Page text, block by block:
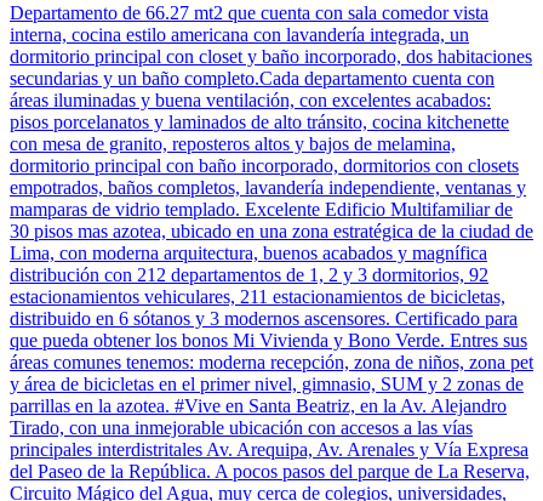
Departamento de 66.27 mt2 que cuenta con sala comedor vista
interna, cocina estilo americana con lavandería integrada, un
dormitorio principal con closet y baño incorporado, dos habitaciones
secundarias y un baño completo.Cada departamento cuenta con
áreas iluminadas y buena ventilación, con excelentes acabados:
pisos porcelanatos y laminados de alto tránsito, cocina kitchenette
con mesa de granito, reposteros altos y bajos de melamina,
dormitorio principal con baño incorporado, dormitorios con closets
empotrados, baños completos, lavandería independiente, ventanas y
mamparas de vidrio templado. Excelente Edificio Multifamiliar de
30 pisos mas azotea, ubicado en una zona estratégica de la ciudad de
Lima, con moderna arquitectura, buenos acabados y magnífica
distribución con 212 departamentos de 1, 2 y 3 dormitorios, 92
estacionamientos vehiculares, 211 estacionamientos de bicicletas,
distribuido en 6 sótanos y 3 modernos ascensores. Certificado para
que pueda obtener los bonos Mi Vivienda y Bono Verde. Entres sus
áreas comunes tenemos: moderna recepción, zona de niños, zona pet
y área de bicicletas en el primer nivel, gimnasio, SUM y 2 zonas de
parrillas en la azotea. #Vive en Santa Beatriz, en la Av. Alejandro
Tirado, con una inmejorable ubicación con accesos a las vías
principales interdistritales Av. Arequipa, Av. Arenales y Vía Expresa
del Paseo de la República. A pocos pasos del parque de La Reserva,
Circuito Mágico del Agua, muy cerca de colegios, universidades,